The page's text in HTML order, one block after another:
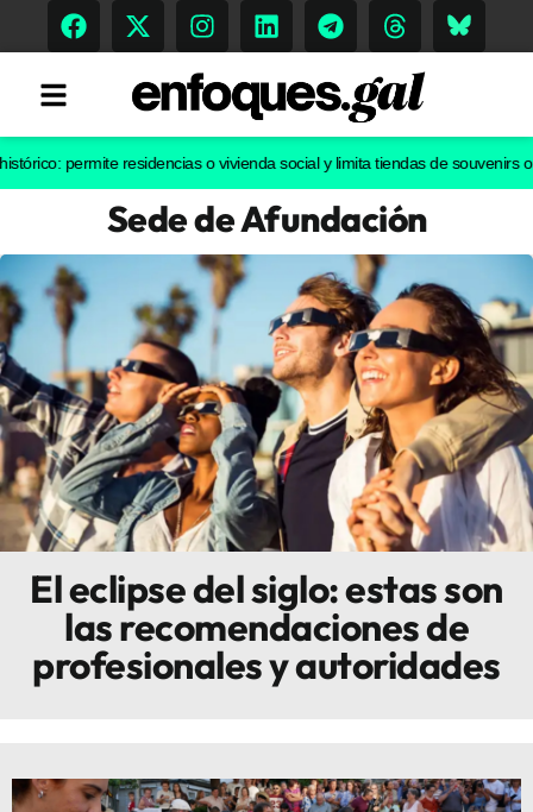
Memoria Histórica
Gastronomía
Escenarios
Sostenibilidad
Innova
permite residencias o vivienda social y limita tiendas de souvenirs o
Sede de Afundación
El eclipse del siglo: estas son
las recomendaciones de
profesionales y autoridades